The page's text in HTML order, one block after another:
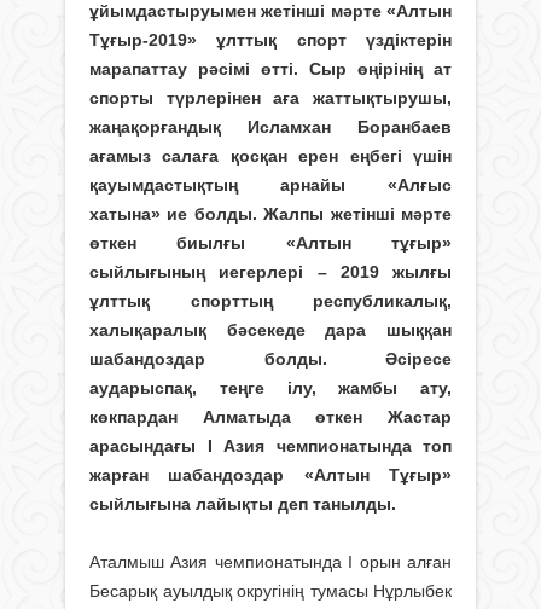
ұйымдастыруымен жетінші мәрте «Алтын
Тұғыр-2019» ұлттық спорт үздіктерін
марапаттау рәсімі өтті. Сыр өңірінің ат
спорты түрлерінен аға жаттықтырушы,
жаңақорғандық Исламхан Боранбаев
ағамыз салаға қосқан ерен еңбегі үшін
қауымдастықтың арнайы «Алғыс
хатына» ие болды. Жалпы жетінші мәрте
өткен биылғы «Алтын тұғыр»
сыйлығының иегерлері – 2019 жылғы
ұлттық спорттың республикалық,
халықаралық бәсекеде дара шыққан
шабандоздар болды. Әсіресе
аударыспақ, теңге ілу, жамбы ату,
көкпардан Алматыда өткен Жастар
арасындағы І Азия чемпионатында топ
жарған шабандоздар «Алтын Тұғыр»
сыйлығына лайықты деп танылды.
Аталмыш Азия чемпионатында І орын алған
Бесарық ауылдық округінің тумасы Нұрлыбек